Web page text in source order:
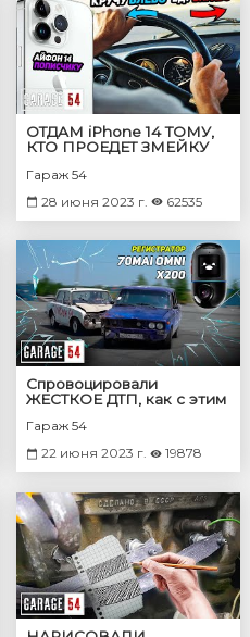
ОТДАМ iPhone 14 ТОМУ,
КТО ПРОЕДЕТ ЗМЕЙКУ
Гараж 54
28 июня 2023 г.
62535
Спровоцировали
ЖЕСТКОЕ ДТП, как с этим
Гараж 54
22 июня 2023 г.
19878